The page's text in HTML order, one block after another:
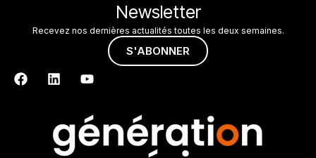
Newsletter
Recevez nos dernières actualités toutes les deux semaines.
S'ABONNER